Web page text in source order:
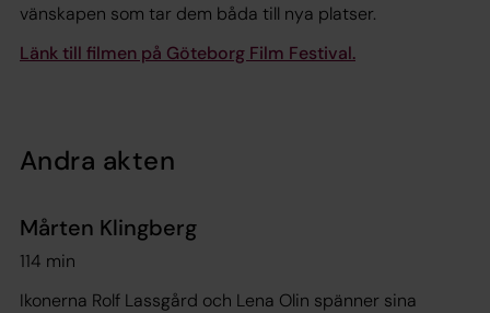
vänskapen som tar dem båda till nya platser.
Länk till filmen på Göteborg Film Festival.
Andra akten
Mårten Klingberg
114 min
Ikonerna Rolf Lassgård och Lena Olin spänner sina